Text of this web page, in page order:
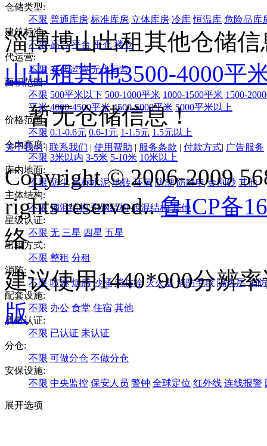
仓储类型:
不限 普通库房 标准库房 立体库房 冷库 恒温库 危险品库
建筑标准:
不限 高台 平台 平仓 楼仓
代运营:
不限 有代运营 无代运营
面积范围:
不限 500平米以下 500-1000平米 1000-1500平米 1500-
平米 4000-4500平米 4500-5000平米 5000平米以上
价格范围:
不限 0.1-0.6元 0.6-1元 1-1.5元 1.5元以上
仓内高度:
不限 3米以内 3-5米 5-10米 10米以上
库内地面:
不限 防尘 高标水泥 地砖 环氧 防潮 防静电 金刚砂 其他
主体结构:
不限 钢混结构 彩钢结构 砖混结构 其他
星级认证:
不限 无 三星 四星 五星
出租方式:
不限 整租 分租
消防:
不限 喷淋 烟感 沙桶 消防栓 灭火器 消防毛毯 隔热层 消
配套设施:
不限 办公 食堂 住宿 其他
质量认证:
不限 已认证 未认证
分仓:
不限 可做分仓 不做分仓
安保设施:
不限 中央监控 保安人员 警钟 全球定位 红外线 连线报警
展开选项
淄博博山出租其他仓储信
山出租其他3500-4000平
暂无仓储信息！
关于我们| 联系我们 | 使用帮助 | 服务条款 | 付款方式| 广告服务
Copyright © 2006-2009
rights reserved..鲁ICP备
络
建议使用1440*900分辨
版